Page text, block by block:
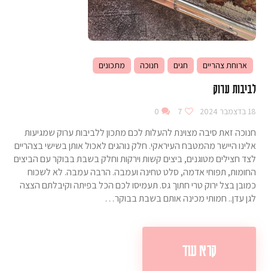
ארוחת צהריים חגים חנוכה מתכונים
לביבות ערוק
18 בדצמבר 2024 7
0
חנוכה זאת סיבה מצוינת להעלות לכם מתכון ללביבות ערוק שמגיעות
אלינו היישר מהמטבח העיראקי. חלק נוהגים לאכול אותן בשישי בצהריים
לצד חצילים מטוגנים, ביצים קשות וירקות וחלק בשבת בבוקר עם הביצים
החומות, תפוחי אדמה, סלט טחינה ועמבה. הרבה עמבה. לא לשכוח
כמובן בצל ירוק טרי חתוך גס. תעמיסו לכם הכל בפיתה וקיבלתם הצצה
לגן עדן.. חמותי מכינה אותם בשבת בבוקר…
קרא עוד